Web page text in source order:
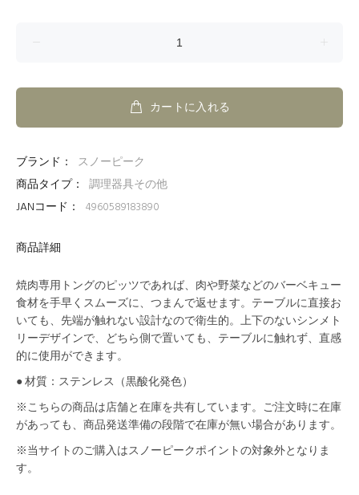
カートに入れる
ブランド：
スノーピーク
商品タイプ： 調理器具その他
JANコード：
4960589183890
商品詳細
焼肉専用トングのピッツであれば、肉や野菜などのバーベキュー
食材を手早くスムーズに、つまんで返せます。テーブルに直接お
いても、先端が触れない設計なので衛生的。上下のないシンメト
リーデザインで、どちら側で置いても、テーブルに触れず、直感
的に使用ができます。
● 材質：ステンレス（黒酸化発色）
※こちらの商品は店舗と在庫を共有しています。ご注文時に在庫
があっても、商品発送準備の段階で在庫が無い場合があります。
※当サイトのご購入はスノーピークポイントの対象外となりま
す。